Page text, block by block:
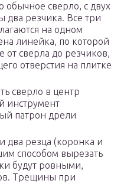
обычное сверло, с двух
два резчика. Все три
на одном
линейка, по которой
от сверла до резчиков,
отверстия на плитке
сверло в центр
инструмент
патрон дрели
два резца (коронка и
способом вырезать
будут ровными,
Трещины при